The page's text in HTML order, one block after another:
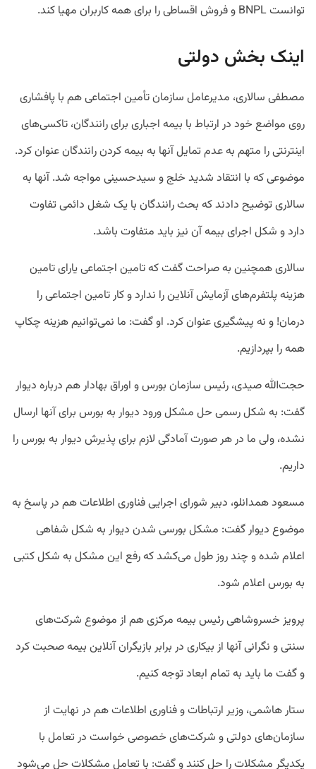
توانست BNPL و فروش اقساطی را برای همه کاربران مهیا کند.
اینک بخش دولتی
مصطفی سالاری، مدیرعامل سازمان تأمین اجتماعی هم با پافشاری
روی مواضع خود در ارتباط با بیمه اجباری برای رانندگان، تاکسی‌های
اینترنتی را متهم به عدم تمایل آنها به بیمه کردن رانندگان عنوان کرد.
موضوعی که با انتقاد شدید خلج و سیدحسینی مواجه شد. آنها به
سالاری توضیح دادند که بحث رانندگان با یک شغل دائمی تفاوت
دارد و شکل اجرای بیمه آن نیز باید متفاوت باشد.
سالاری همچنین به صراحت گفت که تامین اجتماعی یارای تامین
هزینه پلتفرم‌های آزمایش آنلاین را ندارد و کار تامین اجتماعی را
درمان! و نه پیشگیری عنوان کرد. او گفت: ما نمی‌توانیم هزینه چکاپ
همه را بپردازیم.
حجت‌الله صیدی، رئیس سازمان بورس و اوراق بهادار هم درباره دیوار
گفت: به شکل رسمی حل مشکل ورود دیوار به بورس برای آنها ارسال
نشده، ولی ما در هر صورت آمادگی لازم برای پذیرش دیوار به بورس را
داریم.
مسعود همدانلو، دبیر شورای اجرایی فناوری اطلاعات هم در پاسخ به
موضوع دیوار گفت: مشکل بورسی شدن دیوار به شکل شفاهی
اعلام شده و چند روز طول می‌کشد که رفع این مشکل به شکل کتبی
به بورس اعلام شود.
پرویز خسروشاهی رئیس بیمه مرکزی هم از موضوع شرکت‌های
سنتی و نگرانی آنها از بیکاری در برابر بازیگران آنلاین بیمه صحبت کرد
و گفت ما باید به تمام ابعاد توجه کنیم.
ستار هاشمی، وزیر ارتباطات و فناوری اطلاعات هم در نهایت از
سازمان‌های دولتی و شرکت‌های خصوصی خواست در تعامل با
یکدیگر مشکلات را حل کنند و گفت: با تعامل مشکلات حل می‌شود